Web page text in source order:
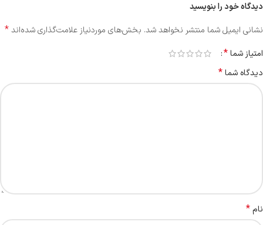
دیدگاه خود را بنویسید
نشانی ایمیل شما منتشر نخواهد شد. بخش‌های موردنیاز علامت‌گذاری شده‌اند*
امتیاز شما*
دیدگاه شما*
نام*